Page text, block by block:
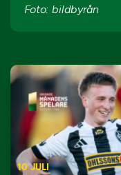
Foto: bildbyrån
10 JULI